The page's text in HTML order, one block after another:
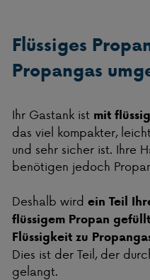
Flüssiges
Propangas
Ihr Gastank ist mit
das viel kompakter,
und sehr sicher ist. Ihre
benötigen jedoch
Deshalb wird ein Teil
flüssigem Propan
Flüssigkeit zu
Dies ist der Teil, der
gelangt.